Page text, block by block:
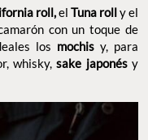
roll,el Tuna roll y el
con un toque de
los mochisy, para
whisky,sake japonésy